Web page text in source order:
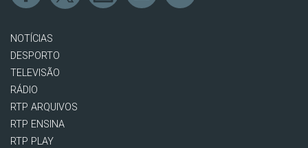
NOTÍCIAS
DESPORTO
TELEVISÃO
RÁDIO
RTP ARQUIVOS
RTP ENSINA
RTP PLAY